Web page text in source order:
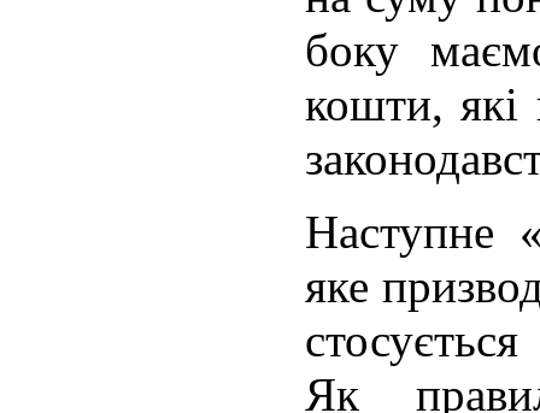
боку
кошти, які
Наступне
яке
Як